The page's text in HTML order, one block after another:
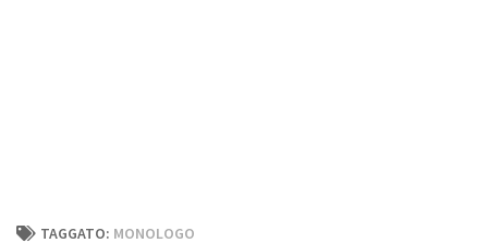
TAGGATO: MONOLOGO